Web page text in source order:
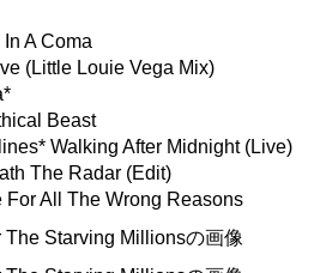
A Coma
(Little Louie Vega Mix)
Beast
Walking After Midnight (Live)
The Radar (Edit)
For All The Wrong Reasons